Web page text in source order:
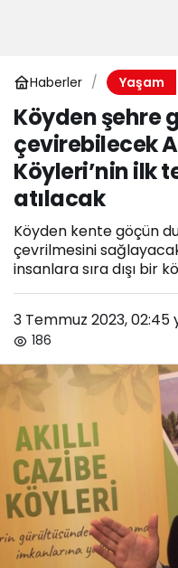
Haberler Yaşam
Köyden şehre
çevirebilecek
Köyleri’nin ilk
atılacak
Köyden kente göçün
çevrilmesini
insanlara sıra dışı bir
3 Temmuz 2023, 02:45
186